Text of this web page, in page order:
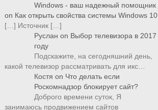
Windows - ваш надежный помощник
on Как открыть свойства системы Windows 10
[…] Источник […]
Руслан on Выбор телевизора в 2017
году
Подскажите, на сегодняшний день,
какой телевизор рассматривать для икс…
Костя on Что делать если
Роскомнадзор блокирует сайт?
Доброго времени суток, Я
занимаюсь продвижением сайтов